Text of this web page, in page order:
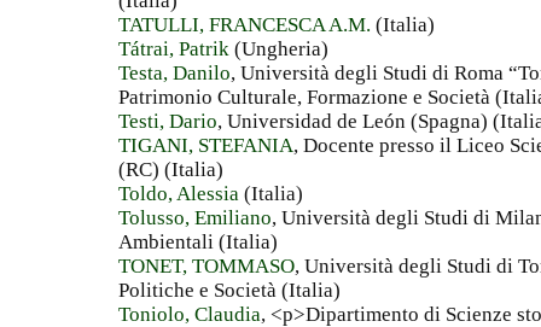
TATULLI, FRANCESCA A.M. (Italia)
Tátrai, Patrik (Ungheria)
Testa, Danilo, Università degli Studi di Roma
Patrimonio Culturale, Formazione e Società
Testi, Dario, Universidad de León (Spagna)
TIGANI, STEFANIA, Docente presso il Liceo
(RC) (Italia)
Toldo, Alessia (Italia)
Tolusso, Emiliano, Università degli Studi di
Ambientali (Italia)
TONET, TOMMASO, Università degli Studi di
Politiche e Società (Italia)
Toniolo, Claudia, <p>Dipartimento di Scienze